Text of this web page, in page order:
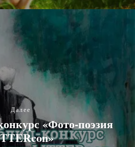
Далее
«Фото-поэзия